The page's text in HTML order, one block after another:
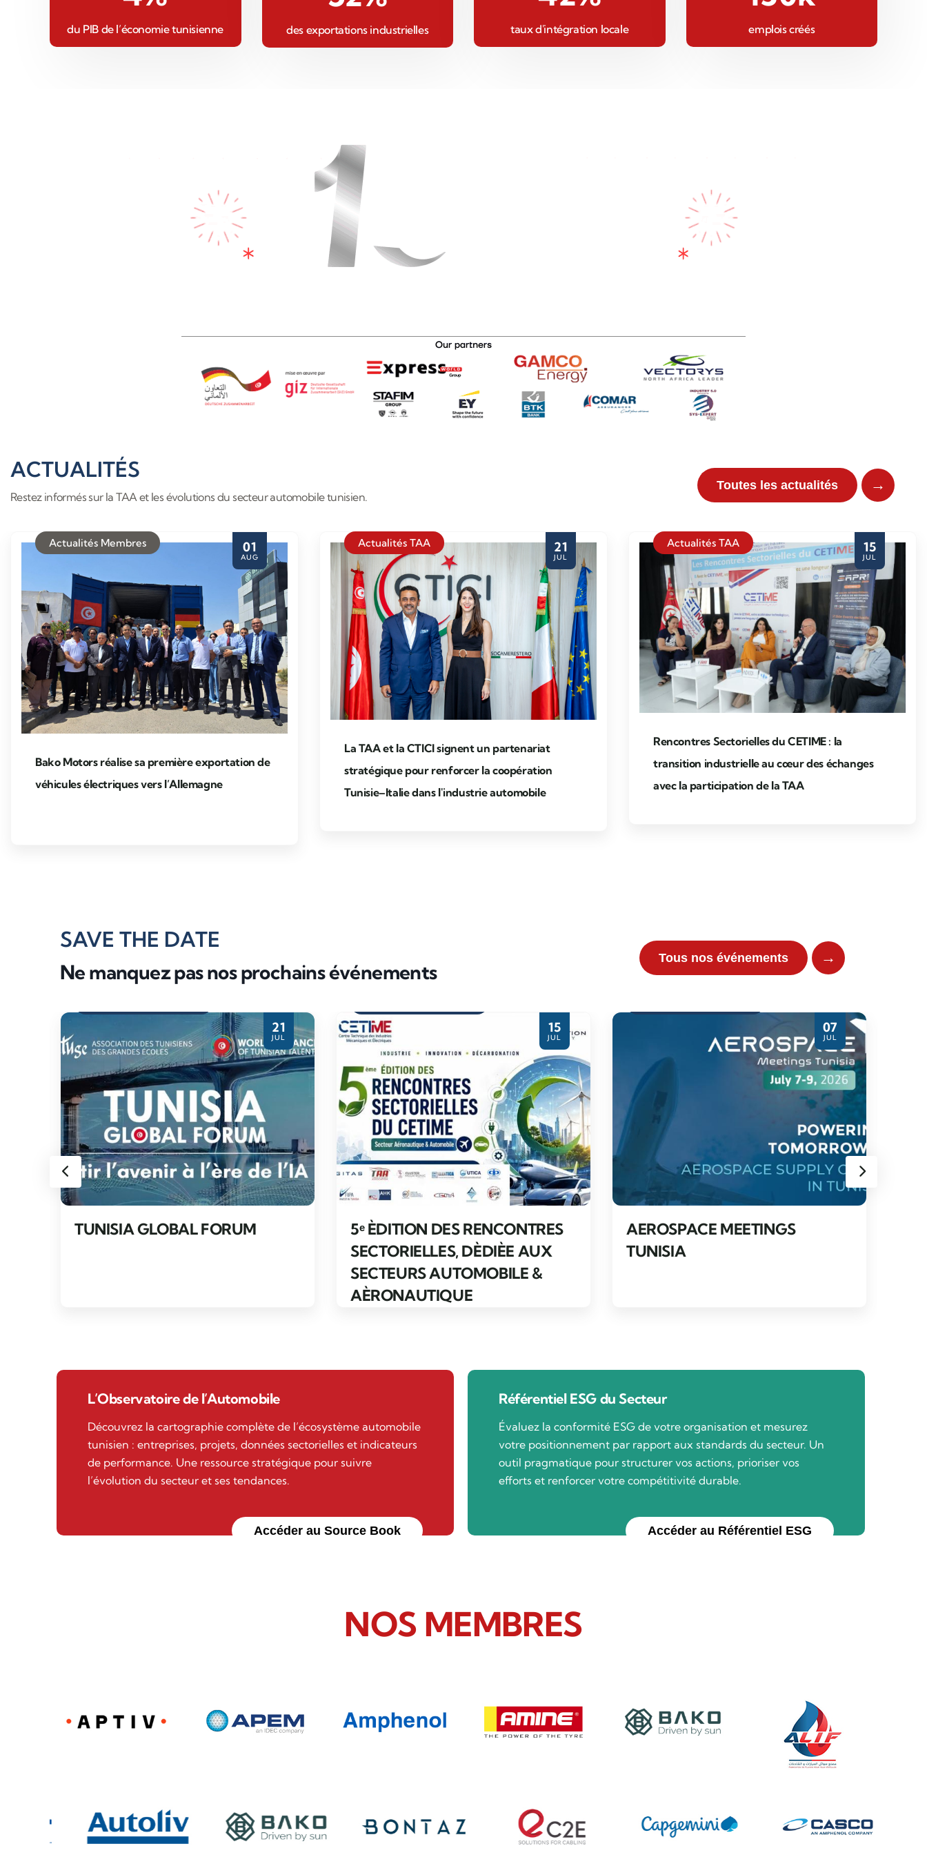
du PIB de l’économie tunisienne des exportations industrielles taux d'intégration locale emplois créés
ACTUALITÉS
Restez informés sur la TAA et les évolutions du secteur automobile tunisien.
Toutes les actualités →
01
AUG
Actualités Membres
Bako Motors réalise sa première exportation de
véhicules électriques vers l’Allemagne
21
JUL
Actualités TAA
La TAA et la CTICI signent un partenariat
stratégique pour renforcer la coopération
Tunisie–Italie dans l'industrie automobile
15
JUL
Actualités TAA
Rencontres Sectorielles du CETIME : la
transition industrielle au cœur des échanges
avec la participation de la TAA
SAVE THE DATE
Ne manquez pas nos prochains événements
Tous nos événements →
21
JUL
TUNISIA GLOBAL FORUM
15
JUL
5ᵉ ÈDITION DES RENCONTRES
SECTORIELLES, DÈDIÈE AUX
SECTEURS AUTOMOBILE &
AÈRONAUTIQUE
07
JUL
AEROSPACE MEETINGS
TUNISIA
L’Observatoire de l’Automobile
Découvrez la cartographie complète de l’écosystème automobile
tunisien : entreprises, projets, données sectorielles et indicateurs
de performance. Une ressource stratégique pour suivre
l’évolution du secteur et ses tendances.
Accéder au Source Book
Référentiel ESG du Secteur
Évaluez la conformité ESG de votre organisation et mesurez
votre positionnement par rapport aux standards du secteur. Un
outil pragmatique pour structurer vos actions, prioriser vos
efforts et renforcer votre compétitivité durable.
Accéder au Référentiel ESG
NOS MEMBRES